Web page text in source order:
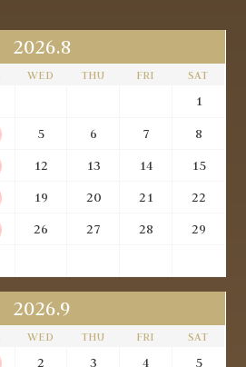
2026.8
WED THU FRI SAT
1
5 6 7
8
12 13 14
15
19 20 21
22
26 27 28
29
2026.9
WED THU FRI SAT
2 3 4 5